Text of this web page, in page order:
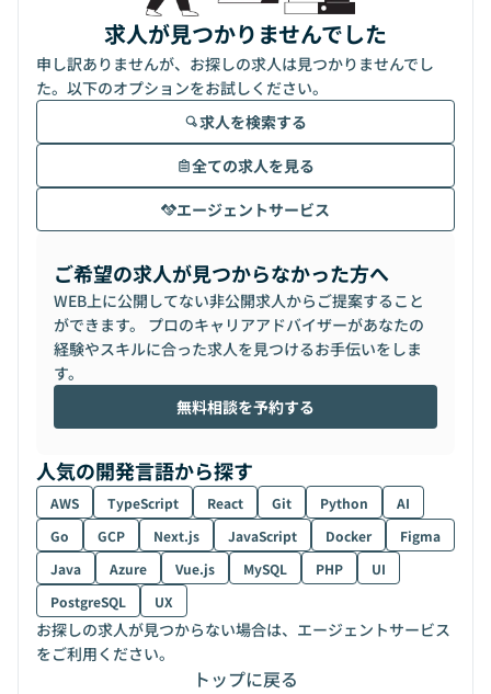
求人が見つかりませんでした
申し訳ありませんが、お探しの求人は見つかりませんでし
た。以下のオプションをお試しください。
求人を検索する
全ての求人を見る
エージェントサービス
ご希望の求人が見つからなかった方へ
WEB上に公開してない非公開求人からご提案すること
ができます。 プロのキャリアアドバイザーがあなたの
経験やスキルに合った求人を見つけるお手伝いをしま
す。
無料相談を予約する
人気の開発言語から探す
AWS TypeScript React Git Python
AI
Go
GCP Next.js JavaScript Docker
Figma
Java
Azure Vue.js MySQL PHP
UI
PostgreSQL
UX
お探しの求人が見つからない場合は、エージェントサービス
をご利用ください。
トップに戻る